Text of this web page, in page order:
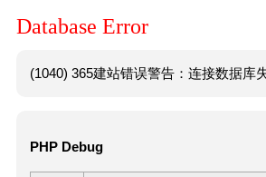
Database Error
(1040) 365建站错误警告：连接数据库
PHP Debug